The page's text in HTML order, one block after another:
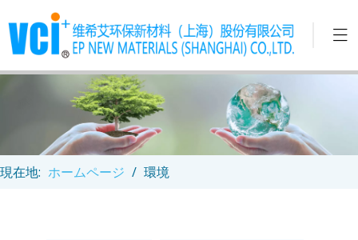
現在地: ホームページ / 環境